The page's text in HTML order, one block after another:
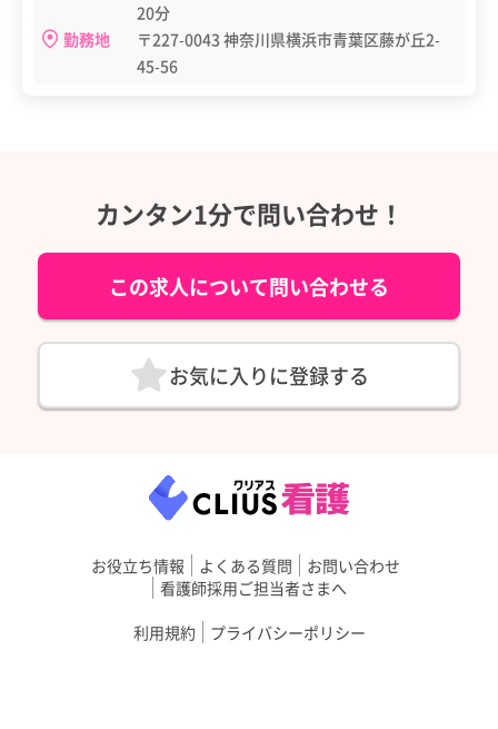
20分
勤務地
〒227-0043 神奈川県横浜市青葉区藤が丘2-
45-56
カンタン1分で問い合わせ！
この求人について問い合わせる
お気に入りに登録する
お役立ち情報 よくある質問
お問い合わせ
看護師採用ご担当者さまへ
利用規約
プライバシーポリシー